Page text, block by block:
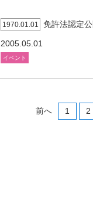
1970.01.01 免許法認定
2005.05.01
イベント
前へ 1 2